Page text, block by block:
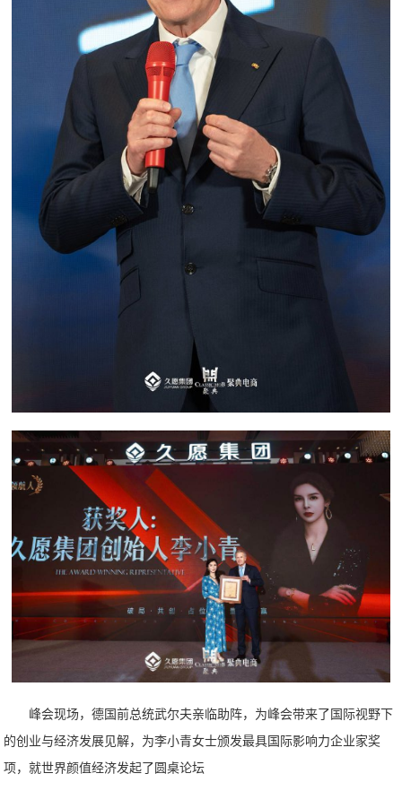
峰会现场，德国前总统武尔夫亲临助阵，为峰会带来了国际视野下
的创业与经济发展见解，为李小青女士颁发最具国际影响力企业家奖
项，就世界颜值经济发起了圆桌论坛